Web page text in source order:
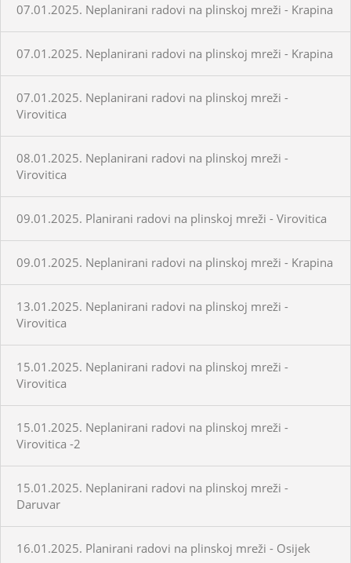
07.01.2025. Neplanirani radovi na plinskoj mreži - Krapina
07.01.2025. Neplanirani radovi na plinskoj mreži - Krapina
07.01.2025. Neplanirani radovi na plinskoj mreži -
Virovitica
08.01.2025. Neplanirani radovi na plinskoj mreži -
Virovitica
09.01.2025. Planirani radovi na plinskoj mreži - Virovitica
09.01.2025. Neplanirani radovi na plinskoj mreži - Krapina
13.01.2025. Neplanirani radovi na plinskoj mreži -
Virovitica
15.01.2025. Neplanirani radovi na plinskoj mreži -
Virovitica
15.01.2025. Neplanirani radovi na plinskoj mreži -
Virovitica -2
15.01.2025. Neplanirani radovi na plinskoj mreži -
Daruvar
16.01.2025. Planirani radovi na plinskoj mreži - Osijek